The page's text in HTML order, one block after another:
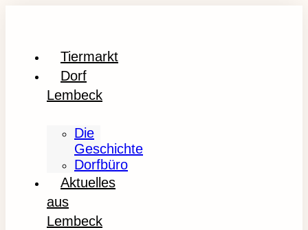
Tiermarkt
Dorf
Lembeck
Die
Geschichte
Dorfbüro
Aktuelles
aus
Lembeck